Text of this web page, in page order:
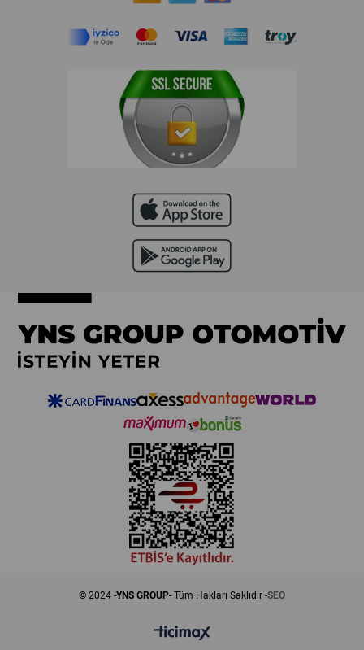
© 2024 -YNS GROUP- Tüm Hakları Saklıdır -SEO